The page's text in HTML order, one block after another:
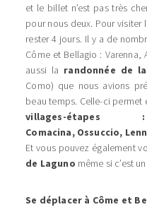
et le billet n’est pas très
pour nous deux. Pour visiter
rester 4 jours. Il y a de
Côme et Bellagio : Varenna,
aussi la randonnée de
Como) que nous avions
beau temps. Celle-ci permet
villages-
Comacina, Ossuccio,
Et vous pouvez également
de Laguno même si c’est
Se déplacer à Côme et